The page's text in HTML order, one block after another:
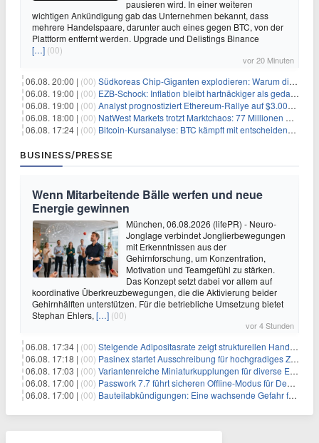
pausieren wird. In einer weiteren
wichtigen Ankündigung gab das Unternehmen bekannt, dass
mehrere Handelspaare, darunter auch eines gegen BTC, von der
Plattform entfernt werden. Upgrade und Delistings Binance
[…] (00)
vor 20 Minuten
06.08. 20:00 | (00) Südkoreas Chip-Giganten explodieren: Warum dieser Rekord-Tag die KI-Branche erschüttert
06.08. 19:00 | (00) EZB-Schock: Inflation bleibt hartnäckiger als gedacht – 2027 wird zum kritischen Test
06.08. 19:00 | (00) Analyst prognostiziert Ethereum-Rallye auf $3.000 nach entscheidendem On-Chain-Ausbruch
06.08. 18:00 | (00) NatWest Markets trotzt Marktchaos: 77 Millionen Pfund Gewinn im ersten Halbjahr
06.08. 17:24 | (00) Bitcoin-Kursanalyse: BTC kämpft mit entscheidender $65K-Hürde, während sich ein Liquidationscluster aufbaut
BUSINESS/PRESSE
Wenn Mitarbeitende Bälle werfen und neue
Energie gewinnen
München, 06.08.2026 (lifePR) - Neuro-
Jonglage verbindet Jonglierbewegungen
mit Erkenntnissen aus der
Gehirnforschung, um Konzentration,
Motivation und Teamgefühl zu stärken.
Das Konzept setzt dabei vor allem auf
koordinative Überkreuzbewegungen, die die Aktivierung beider
Gehirnhälften unterstützen. Für die betriebliche Umsetzung bietet
Stephan Ehlers, […] (00)
vor 4 Stunden
06.08. 17:34 | (00) Steigende Adipositasrate zeigt strukturellen Handlungsbedarf bei der Ernährung schulpflichtiger Kinder
06.08. 17:18 | (00) Pasinex startet Ausschreibung für hochgradiges Zinksulfidkonzentrat mit Germanium- und Silbergehalten und stellt ein Betriebsupdate bereit
06.08. 17:03 | (00) Variantenreiche Miniaturkupplungen für diverse Einsatzbereiche
06.08. 17:00 | (00) Passwork 7.7 führt sicheren Offline-Modus für Desktop- und Mobile-Apps ein
06.08. 17:00 | (00) Bauteilabkündigungen: Eine wachsende Gefahr für industrielle Elektroniksysteme